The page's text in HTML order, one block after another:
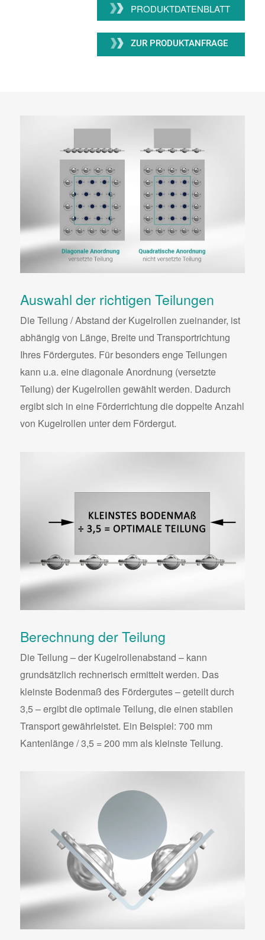
PRODUKTDATENBLATT
Auswahl der richtigen Teilungen
Die Teilung / Abstand der Kugelrollen zueinander, ist
abhängig von Länge, Breite und Transportrichtung
Ihres Fördergutes. Für besonders enge Teilungen
kann u.a. eine diagonale Anordnung (versetzte
Teilung) der Kugelrollen gewählt werden. Dadurch
ergibt sich in eine Förderrichtung die doppelte Anzahl
von Kugelrollen unter dem Fördergut.
Berechnung der Teilung
Die Teilung – der Kugelrollenabstand – kann
grundsätzlich rechnerisch ermittelt werden. Das
kleinste Bodenmaß des Fördergutes – geteilt durch
3,5 – ergibt die optimale Teilung, die einen stabilen
Transport gewährleistet. Ein Beispiel: 700 mm
Kantenlänge / 3,5 = 200 mm als kleinste Teilung.